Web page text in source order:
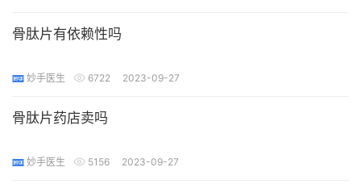
骨肽片有依赖性吗
妙手医生 6722 2023-09-27
骨肽片药店卖吗
妙手医生 5156 2023-09-27